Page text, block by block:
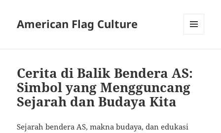
American Flag Culture
Cerita di Balik Bendera AS:
Simbol yang Mengguncang
Sejarah dan Budaya Kita
Sejarah bendera AS, makna budaya, dan edukasi